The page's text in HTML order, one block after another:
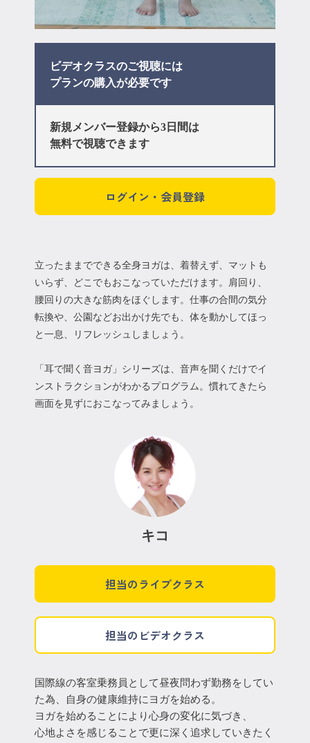
ビデオクラスのご視聴には
プランの購入が必要です
新規メンバー登録から3日間は
無料で視聴できます
ログイン・会員登録
立ったままでできる全身ヨガは、着替えず、マットも
いらず、どこでもおこなっていただけます。肩回り、
腰回りの大きな筋肉をほぐします。仕事の合間の気分
転換や、公園などお出かけ先でも、体を動かしてほっ
と一息、リフレッシュしましょう。
「耳で聞く音ヨガ」シリーズは、音声を聞くだけでイ
ンストラクションがわかるプログラム。慣れてきたら
画面を見ずにおこなってみましょう。
キコ
担当のライブクラス
担当のビデオクラス
国際線の客室乗務員として昼夜問わず勤務をしてい
た為、自身の健康維持にヨガを始める。
ヨガを始めることにより心身の変化に気づき、
心地よさを感じることで更に深く追求していきたく